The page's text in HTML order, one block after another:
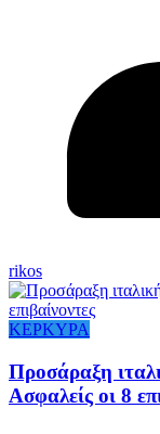
rikos
ΚΕΡΚΥΡΑ
Προσάραξη
Ασφαλείς οι 8